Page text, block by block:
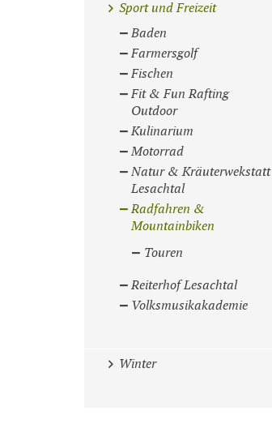
Sport und Freizeit
Baden
Farmersgolf
Fischen
Fit & Fun Rafting
Outdoor
Kulinarium
Motorrad
Natur & Kräuterwekstatt
Lesachtal
Radfahren &
Mountainbiken
Touren
Reiterhof Lesachtal
Volksmusikakademie
Winter